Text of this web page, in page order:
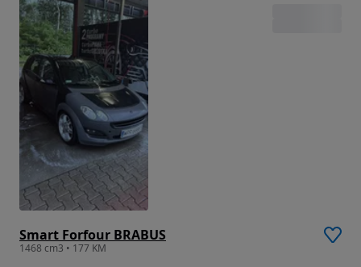
Smart Forfour BRABUS
1468 cm3 • 177 KM